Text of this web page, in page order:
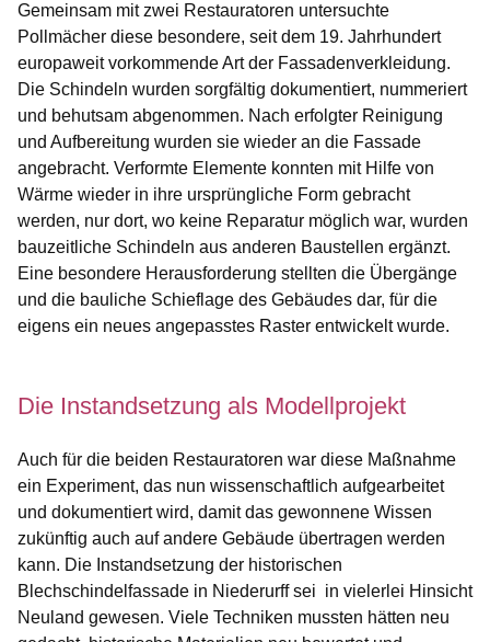
Gemeinsam mit zwei Restauratoren untersuchte
Pollmächer diese besondere, seit dem 19. Jahrhundert
europaweit vorkommende Art der Fassadenverkleidung.
Die Schindeln wurden sorgfältig dokumentiert, nummeriert
und behutsam abgenommen. Nach erfolgter Reinigung
und Aufbereitung wurden sie wieder an die Fassade
angebracht. Verformte Elemente konnten mit Hilfe von
Wärme wieder in ihre ursprüngliche Form gebracht
werden, nur dort, wo keine Reparatur möglich war, wurden
bauzeitliche Schindeln aus anderen Baustellen ergänzt.
Eine besondere Herausforderung stellten die Übergänge
und die bauliche Schieflage des Gebäudes dar, für die
eigens ein neues angepasstes Raster entwickelt wurde.
Die Instandsetzung als Modellprojekt
Auch für die beiden Restauratoren war diese Maßnahme
ein Experiment, das nun wissenschaftlich aufgearbeitet
und dokumentiert wird, damit das gewonnene Wissen
zukünftig auch auf andere Gebäude übertragen werden
kann. Die Instandsetzung der historischen
Blechschindelfassade in Niederurff sei in vielerlei Hinsicht
Neuland gewesen. Viele Techniken mussten hätten neu